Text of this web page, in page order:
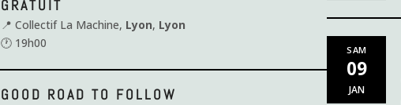
GRATUIT
📍 Collectif La Machine, Lyon, Lyon
🕐 19h00
GOOD ROAD TO FOLLOW
SAM
09
JAN